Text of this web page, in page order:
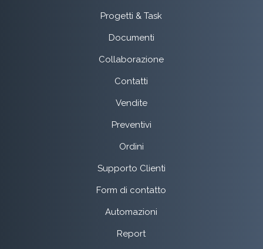
Progetti & Task
Documenti
Collaborazione
Contatti
Vendite
Preventivi
Ordini
Supporto Clienti
Form di contatto
Automazioni
Report